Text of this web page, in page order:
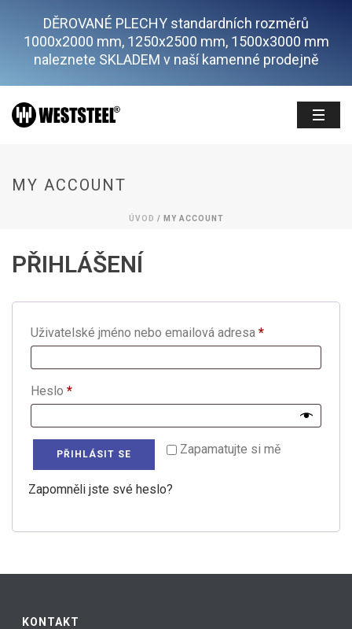
DĚROVANÉ PLECHY standardních rozměrů
1000x2000 mm, 1250x2500 mm, 1500x3000 mm
naleznete SKLADEM v naší kamenné prodejně
MY ACCOUNT
ÚVOD / MY ACCOUNT
PŘIHLÁŠENÍ
Uživatelské jméno nebo emailová adresa *Povinné
Heslo *Povinné
Zapamatujte si mě
PŘIHLÁSIT SE
Zapomněli jste své heslo?
KONTAKT